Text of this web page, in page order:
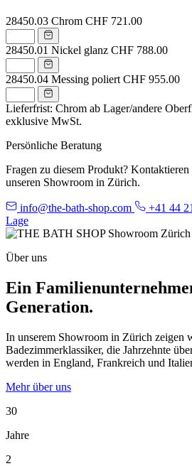
28450.03 Chrom CHF 721.00
28450.01 Nickel glanz CHF 788.00
28450.04 Messing poliert CHF 955.00
Lieferfrist: Chrom ab Lager/andere
exklusive MwSt.
Persönliche Beratung
Fragen zu diesem Produkt? Kontaktieren
unseren Showroom in Zürich.
info@the-bath-shop.com +41 44
Lage
Über uns
Ein
Generation.
In unserem Showroom in Zürich zeigen
Badezimmerklassiker, die Jahrzehnte
werden in England, Frankreich und
Mehr über uns
30
Jahre
2